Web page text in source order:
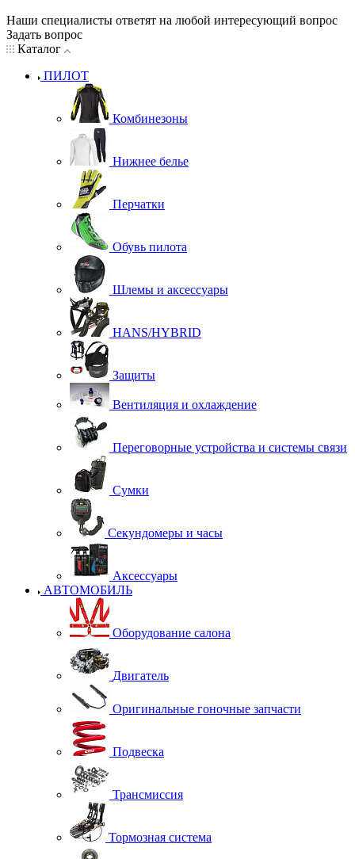
Наши специалисты ответят на любой интересующий вопрос
Задать вопрос
Каталог
ПИЛОТ
Комбинезоны
Нижнее белье
Перчатки
Обувь пилота
Шлемы и аксессуары
HANS/HYBRID
Защиты
Вентиляция и охлаждение
Переговорные устройства и системы связи
Сумки
Секундомеры и часы
Аксессуары
АВТОМОБИЛЬ
Оборудование салона
Двигатель
Оригинальные гоночные запчасти
Подвеска
Трансмиссия
Тормозная система